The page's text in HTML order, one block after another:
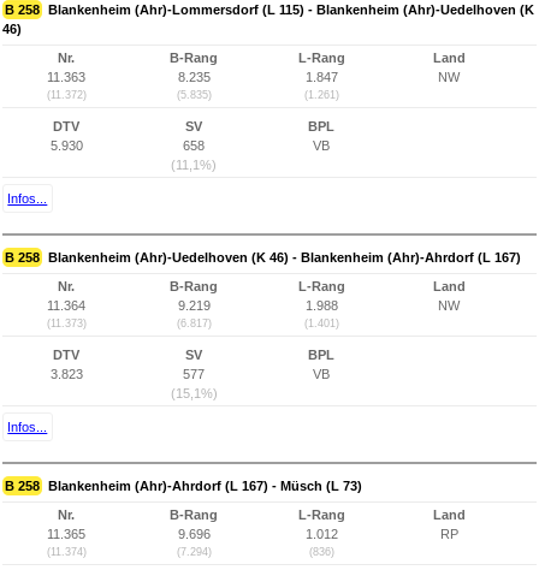
B 258 Blankenheim (Ahr)-Lommersdorf (L 115) - Blankenheim (Ahr)-Uedelhoven (K
46)
Nr.
11.363
(11.372)
B-Rang
8.235
(5.835)
L-Rang
1.847
(1.261)
Land
NW
DTV
5.930
SV
658
(11,1%)
BPL
VB
Infos...
B 258 Blankenheim (Ahr)-Uedelhoven (K 46) - Blankenheim (Ahr)-Ahrdorf (L 167)
Nr.
11.364
(11.373)
B-Rang
9.219
(6.817)
L-Rang
1.988
(1.401)
Land
NW
DTV
3.823
SV
577
(15,1%)
BPL
VB
Infos...
B 258 Blankenheim (Ahr)-Ahrdorf (L 167) - Müsch (L 73)
Nr.
11.365
(11.374)
B-Rang
9.696
(7.294)
L-Rang
1.012
(836)
Land
RP